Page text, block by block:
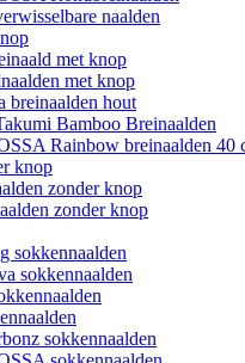
naalden
met knop
met knop
breinaalden hout
Bamboo Breinaalden
Rainbow breinaalden 40
knop
zonder knop
zonder knop
sokkennaalden
sokkennaalden
sokkennaalden